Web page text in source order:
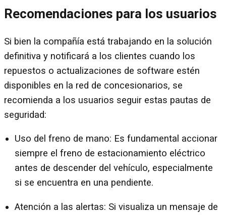
Recomendaciones para los usuarios
Si bien la compañía está trabajando en la solución
definitiva y notificará a los clientes cuando los
repuestos o actualizaciones de software estén
disponibles en la red de concesionarios, se
recomienda a los usuarios seguir estas pautas de
seguridad:
Uso del freno de mano: Es fundamental accionar
siempre el freno de estacionamiento eléctrico
antes de descender del vehículo, especialmente
si se encuentra en una pendiente.
Atención a las alertas: Si visualiza un mensaje de